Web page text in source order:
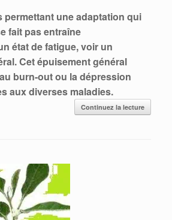
permettant une adaptation qui
fait pas entraîne
état de fatigue, voir un
Cet épuisement général
burn-out ou la dépression
aux diverses maladies.
Continuez la lecture